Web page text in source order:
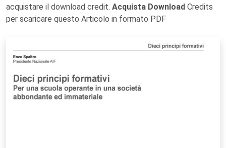
acquistare il download credit. Acquista Download Credits
per scaricare questo Articolo in formato PDF